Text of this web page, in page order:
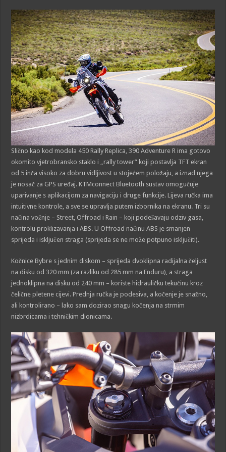
Slično kao kod modela 450 Rally Replica, 390 Adventure R ima gotovo
okomito vjetrobransko staklo i „rally tower” koji postavlja TFT ekran
od 5 inča visoko za dobru vidljivost u stojećem položaju, a iznad njega
je nosač za GPS uređaj. KTMconnect Bluetooth sustav omogućuje
uparivanje s aplikacijom za navigaciju i druge funkcije. Lijeva ručka ima
intuitivne kontrole, a sve se upravlja putem izbornika na ekranu. Tri su
načina vožnje – Street, Offroad i Rain – koji podešavaju odziv gasa,
kontrolu proklizavanja i ABS. U Offroad načinu ABS je smanjen
sprijeda i isključen straga (sprijeda se ne može potpuno isključiti).
Kočnice Bybre s jednim diskom – sprijeda dvoklipna radijalna čeljust
na disku od 320 mm (za razliku od 285 mm na Enduru), a straga
jednoklipna na disku od 240 mm – koriste hidrauličku tekućinu kroz
čelične pletene cijevi. Prednja ručka je podesiva, a kočenje je snažno,
ali kontrolirano – lako sam dozirao snagu kočenja na strmim
nizbrdicama i tehničkim dionicama.